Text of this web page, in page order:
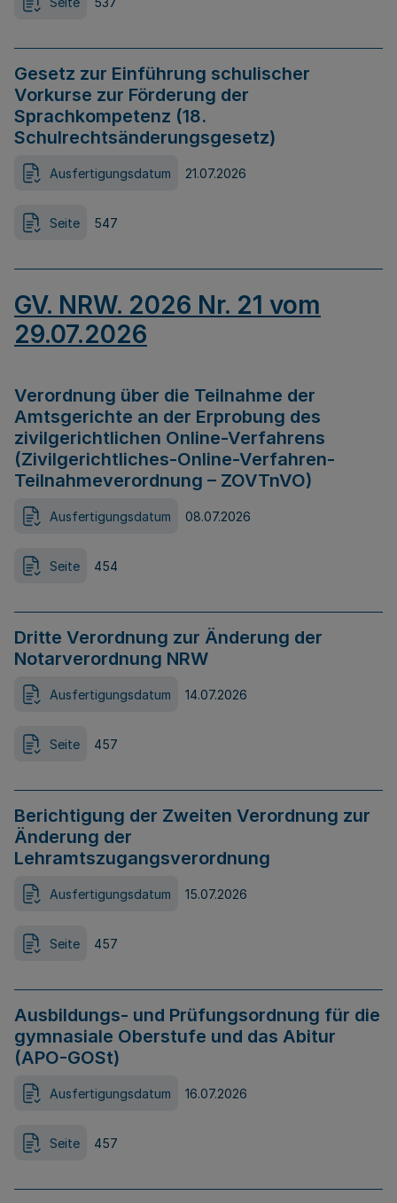
Gesetz zur Einführung schulischer
Vorkurse zur Förderung der
Sprachkompetenz (18.
Schulrechtsänderungsgesetz)
Ausfertigungsdatum 21.07.2026
Seite 547
GV. NRW. 2026 Nr. 21 vom
29.07.2026
Verordnung über die Teilnahme der
Amtsgerichte an der Erprobung des
zivilgerichtlichen Online-Verfahrens
(Zivilgerichtliches-Online-Verfahren-
Teilnahmeverordnung – ZOVTnVO)
Ausfertigungsdatum 08.07.2026
Seite 454
Dritte Verordnung zur Änderung der
Notarverordnung NRW
Ausfertigungsdatum 14.07.2026
Seite 457
Berichtigung der Zweiten Verordnung zur
Änderung der
Lehramtszugangsverordnung
Ausfertigungsdatum 15.07.2026
Seite 457
Ausbildungs- und Prüfungsordnung für die
gymnasiale Oberstufe und das Abitur
(APO-GOSt)
Ausfertigungsdatum 16.07.2026
Seite 457